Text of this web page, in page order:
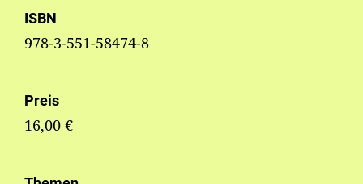
ISBN
978-3-551-58474-8
Preis
16,00 €